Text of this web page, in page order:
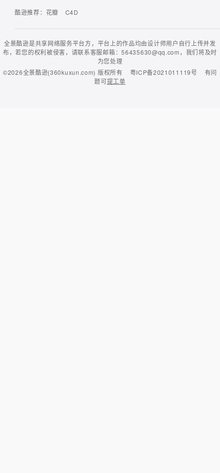
酷逊推荐： 花瓣 C4D
全景酷逊是共享网络服务平台方，平台上的作品均由设计师用户自行上传并发
布，若您的权利被侵害，请联系客服邮箱：56435630@qq.com，我们将及时
为您处理
©2026全景酷逊(360kuxun.com) 版权所有 粤ICP备2021011119号
有问
题可提工单